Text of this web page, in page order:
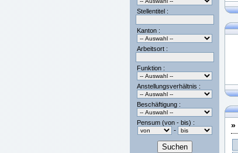
Stellentitel :
Kanton :
Arbeitsort :
Funktion :
Anstellungsverhältnis :
Beschäftigung :
Pensum (von - bis) :
- »